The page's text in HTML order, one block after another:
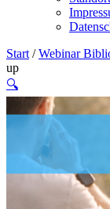
Start /Webinar
up
🔍